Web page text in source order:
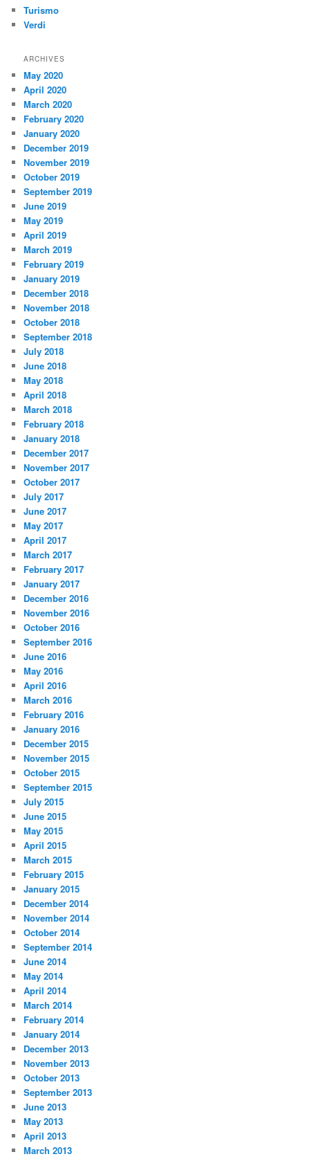
Turismo
Verdi
ARCHIVES
May 2020
April 2020
March 2020
February 2020
January 2020
December 2019
November 2019
October 2019
September 2019
June 2019
May 2019
April 2019
March 2019
February 2019
January 2019
December 2018
November 2018
October 2018
September 2018
July 2018
June 2018
May 2018
April 2018
March 2018
February 2018
January 2018
December 2017
November 2017
October 2017
July 2017
June 2017
May 2017
April 2017
March 2017
February 2017
January 2017
December 2016
November 2016
October 2016
September 2016
June 2016
May 2016
April 2016
March 2016
February 2016
January 2016
December 2015
November 2015
October 2015
September 2015
July 2015
June 2015
May 2015
April 2015
March 2015
February 2015
January 2015
December 2014
November 2014
October 2014
September 2014
June 2014
May 2014
April 2014
March 2014
February 2014
January 2014
December 2013
November 2013
October 2013
September 2013
June 2013
May 2013
April 2013
March 2013